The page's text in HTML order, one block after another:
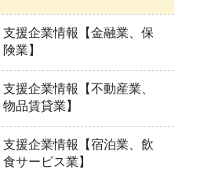
支援企業情報【金融業、保
険業】
支援企業情報【不動産業、
物品賃貸業】
支援企業情報【宿泊業、飲
食サービス業】